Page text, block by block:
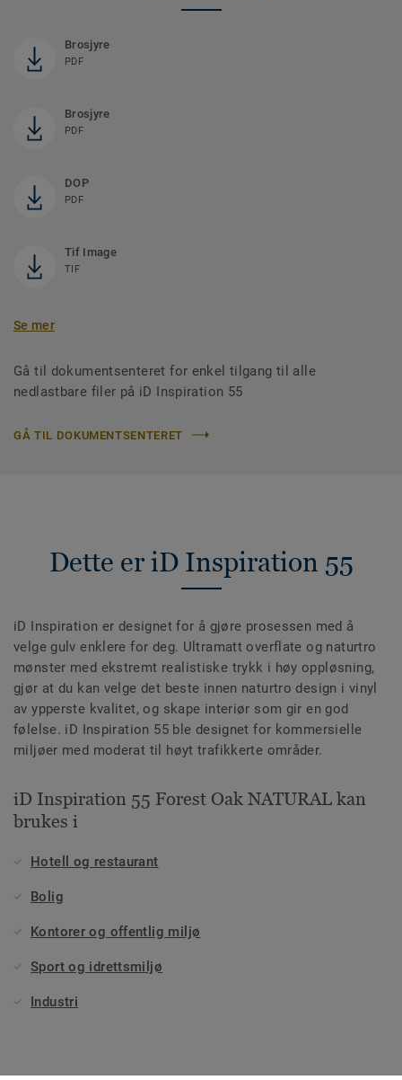
Brosjyre
PDF
Brosjyre
PDF
DOP
PDF
Tif Image
TIF
Se mer
Gå til dokumentsenteret for enkel tilgang til alle
nedlastbare filer på iD Inspiration 55
GÅ TIL DOKUMENTSENTERET
Dette er iD Inspiration 55
iD Inspiration er designet for å gjøre prosessen med å
velge gulv enklere for deg. Ultramatt overflate og naturtro
mønster med ekstremt realistiske trykk i høy oppløsning,
gjør at du kan velge det beste innen naturtro design i vinyl
av ypperste kvalitet, og skape interiør som gir en god
følelse. iD Inspiration 55 ble designet for kommersielle
miljøer med moderat til høyt trafikkerte områder.
iD Inspiration 55 Forest Oak NATURAL kan
brukes i
Hotell og restaurant
Bolig
Kontorer og offentlig miljø
Sport og idrettsmiljø
Industri